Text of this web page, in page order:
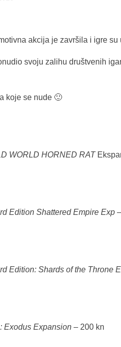
akcija je završila i igre su
svoju zalihu društvenih
koje se nude 🙂
WORLD HORNED RAT
Edition Shattered Empire Exp
Edition: Shards of the Throne
Exodus Expansion – 200 kn